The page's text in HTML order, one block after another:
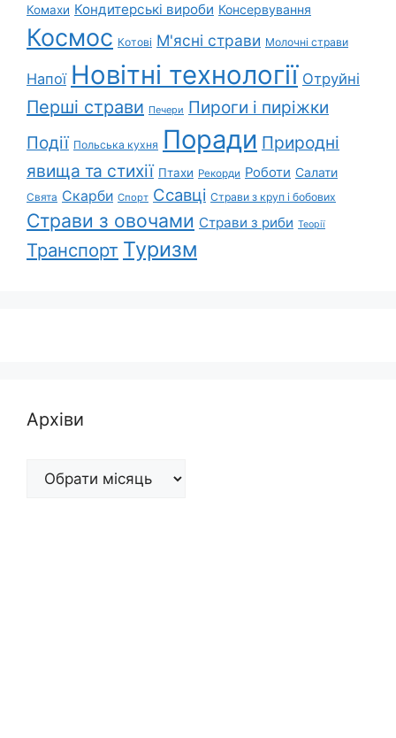
Комахи Кондитерські вироби Консервування
Космос Котові М'ясні страви Молочні страви
Напої Новітні технології Отруйні
Перші страви Печери Пироги і пиріжки
Події Польська кухня Поради Природні
явища та стихії Птахи Рекорди Роботи Салати
Свята Скарби Спорт Ссавці Страви з круп і бобових
Страви з овочами Страви з риби Теорії
Транспорт Туризм
Архіви
Архіви